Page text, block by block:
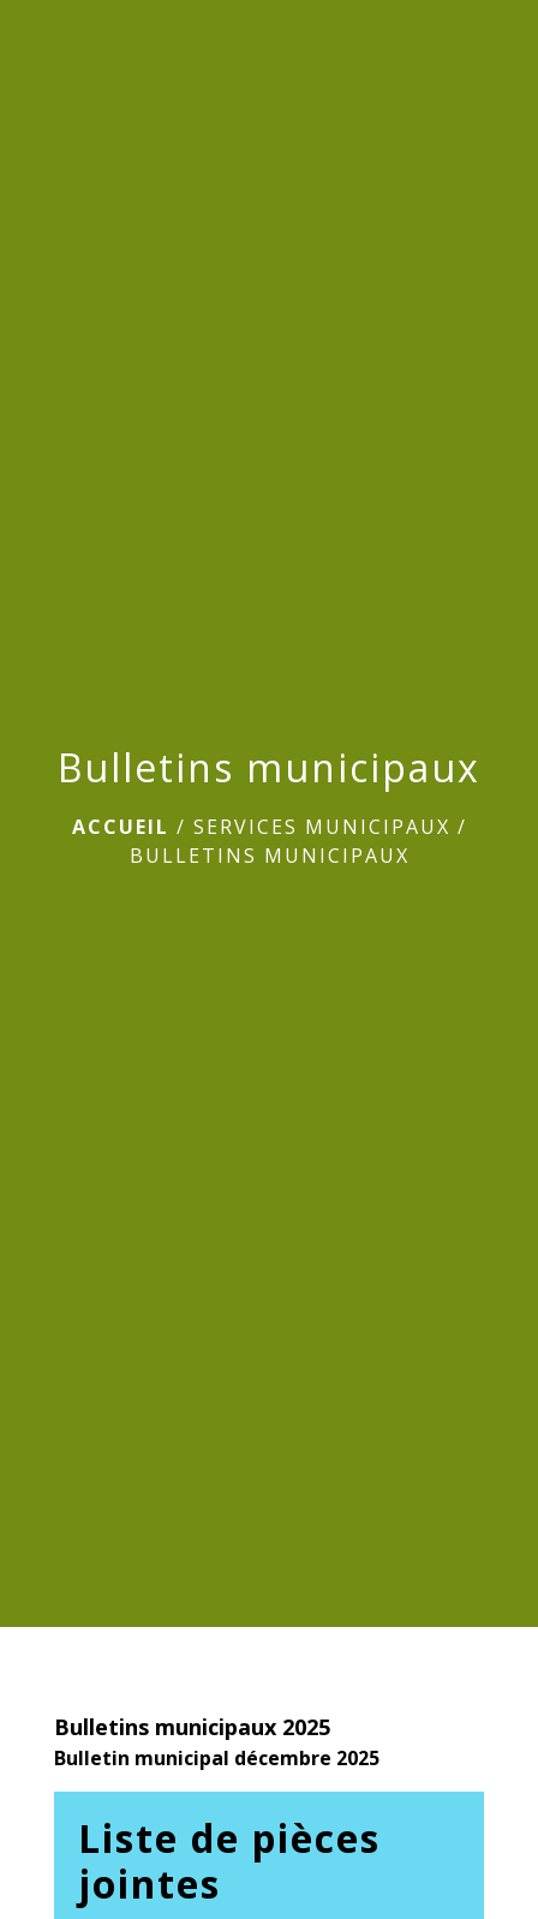
Bulletins municipaux
ACCUEIL / SERVICES MUNICIPAUX /
BULLETINS MUNICIPAUX
Bulletins municipaux 2025
Bulletin municipal décembre 2025
Liste de pièces
jointes